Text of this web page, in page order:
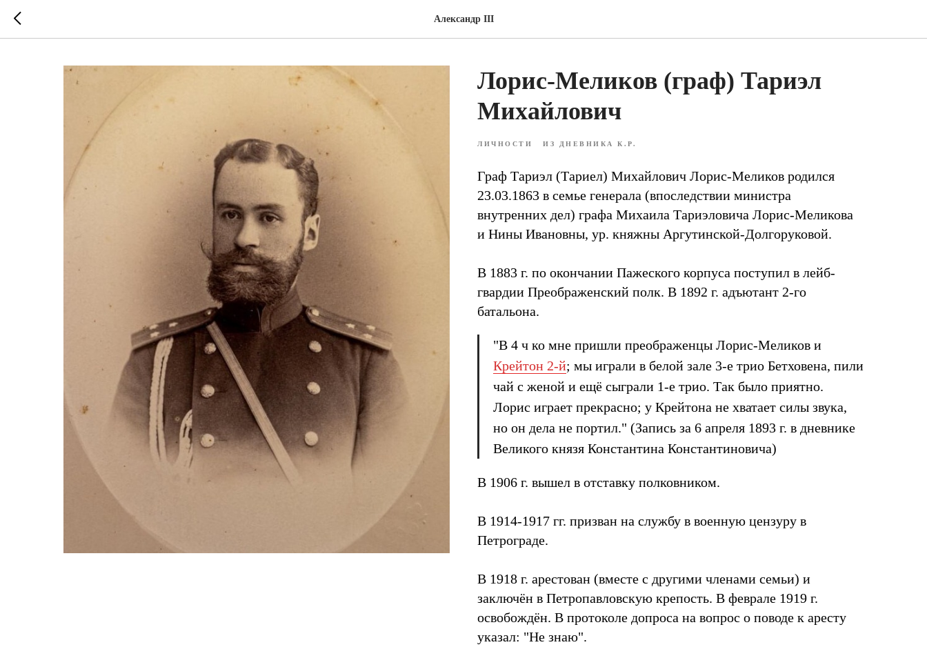
Александр III
Лорис-Меликов (граф) Тариэл
Михайлович
ЛИЧНОСТИ ИЗ ДНЕВНИКА К.Р.
Граф Тариэл (Тариел) Михайлович Лорис-Меликов родился
23.03.1863 в семье генерала (впоследствии министра
внутренних дел) графа Михаила Тариэловича Лорис-Меликова
и Нины Ивановны, ур. княжны Аргутинской-Долгоруковой.
В 1883 г. по окончании Пажеского корпуса поступил в лейб-
гвардии Преображенский полк. В 1892 г. адъютант 2-го
батальона.
"В 4 ч ко мне пришли преображенцы Лорис-Меликов и
Крейтон 2-й; мы играли в белой зале 3-е трио Бетховена, пили
чай с женой и ещё сыграли 1-е трио. Так было приятно.
Лорис играет прекрасно; у Крейтона не хватает силы звука,
но он дела не портил." (Запись за 6 апреля 1893 г. в дневнике
Великого князя Константина Константиновича)
В 1906 г. вышел в отставку полковником.
В 1914-1917 гг. призван на службу в военную цензуру в
Петрограде.
В 1918 г. арестован (вместе с другими членами семьи) и
заключён в Петропавловскую крепость. В феврале 1919 г.
освобождён. В протоколе допроса на вопрос о поводе к аресту
указал: "Не знаю".